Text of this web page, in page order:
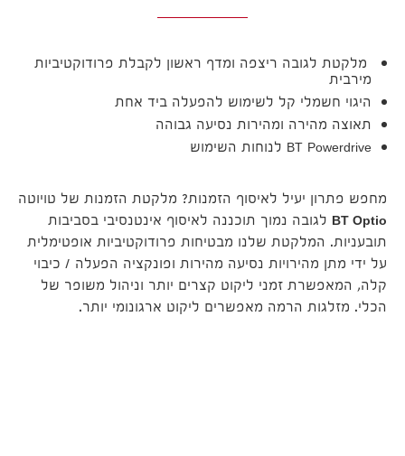
מלקטת לגובה ריצפה ומדף ראשון לקבלת פרודוקטיביות
מירבית
היגוי חשמלי קל לשימוש להפעלה ביד אחת
תאוצה מהירה ומהירות נסיעה גבוהה
BT Powerdrive לנוחות השימוש
מחפש פתרון יעיל לאיסוף הזמנות? מלקטת הזמנות של טויוטה
BT Optio לגובה נמוך תוכננה לאיסוף אינטנסיבי בסביבות
תובעניות. המלקטת שלנו מבטיחות פרודוקטיביות אופטימלית
על ידי מתן מהירויות נסיעה מהירות ופונקציה הפעלה / כיבוי
קלה, המאפשרת זמני ליקוט קצרים יותר וניהול משופר של
הכלי. מזלגות הרמה מאפשרים ליקוט ארגונומי יותר.